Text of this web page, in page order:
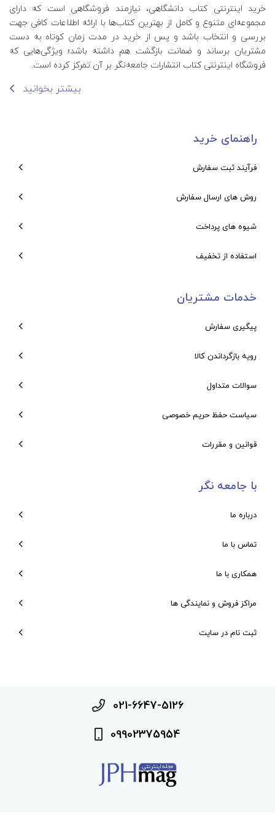
خرید اینترنتی کتاب‌ دانشگاهی، نیازمند فروشگاهی است که دارای
مجموعه‌ای متنوع و کامل از بهترین کتاب‌ها با ارائه اطلاعات کافی جهت
بررسی و انتخاب باشد و پس از خرید در مدت زمان کوتاه به دست
مشتریان برساند و ضمانت بازگشت هم داشته باشد؛ ویژگی‌هایی که
فروشگاه اینترنتی کتاب انتشارات جامعه‌نگر بر آن تمرکز کرده است.
بیشتر بخوانید
راهنمای خرید
فرآیند ثبت سفارش
روش های ارسال سفارش
شیوه های پرداخت
استفاده از تخفیف
خدمات مشتریان
پیگیری سفارش
رویه بازگرداندن کالا
سوالات متداول
سیاست حفظ حریم خصوصی
قوانین و مقررات
با جامعه نگر
درباره ما
تماس با ما
همکاری با ما
مراکز فروش و نمایندگی ها
ثبت نام در سایت
021-6647-5126
09902375954